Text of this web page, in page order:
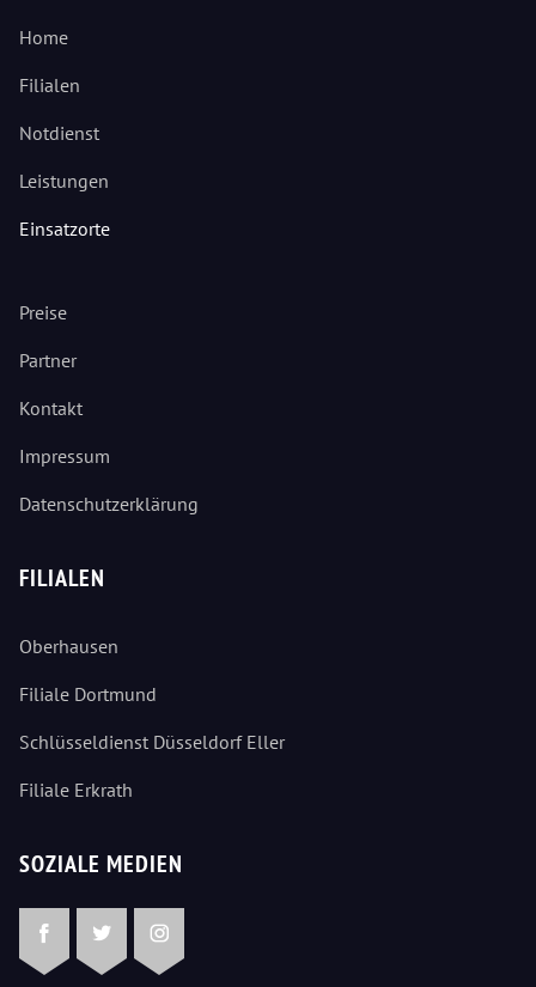
Home
Filialen
Notdienst
Leistungen
Einsatzorte
Preise
Partner
Kontakt
Impressum
Datenschutzerklärung
FILIALEN
Oberhausen
Filiale Dortmund
Schlüsseldienst Düsseldorf Eller
Filiale Erkrath
SOZIALE MEDIEN
FacebookTwitterInstagram